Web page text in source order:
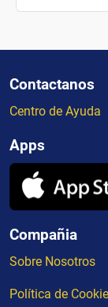
Contactanos
Centro de Ayuda
Apps
Compañia
Sobre Nosotros
Política de